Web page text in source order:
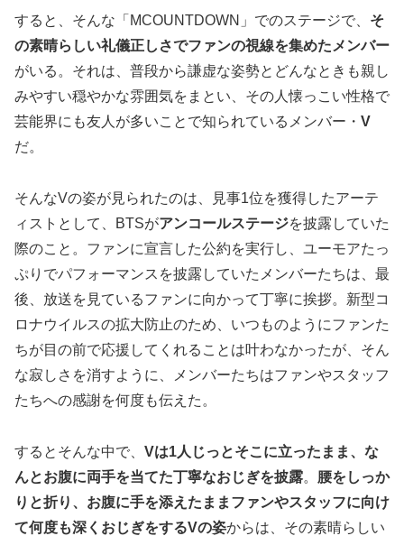
すると、そんな「MCOUNTDOWN」でのステージで、 そ
の素晴らしい礼儀正しさでファンの視線を集めたメンバー
がいる。それは、普段から謙虚な姿勢とどんなときも親し
みやすい穏やかな雰囲気をまとい、その人懐っこい性格で
芸能界にも友人が多いことで知られているメンバー・ V
だ。
そんなVの姿が見られたのは、見事1位を獲得したアーテ
ィストとして、BTSがアンコールステージを披露していた
際のこと。ファンに宣言した公約を実行し、ユーモアたっ
ぷりでパフォーマンスを披露していたメンバーたちは、最
後、放送を見ているファンに向かって丁寧に挨拶。新型コ
ロナウイルスの拡大防止のため、いつものようにファンた
ちが目の前で応援してくれることは叶わなかったが、そん
な寂しさを消すように、メンバーたちはファンやスタッフ
たちへの感謝を何度も伝えた。
するとそんな中で、 Vは1人じっとそこに立ったまま、な
んとお腹に両手を当てた丁寧なおじぎを披露。 腰をしっか
りと折り、お腹に手を添えたままファンやスタッフに向け
て何度も深くおじぎをするVの姿からは、その素晴らしい